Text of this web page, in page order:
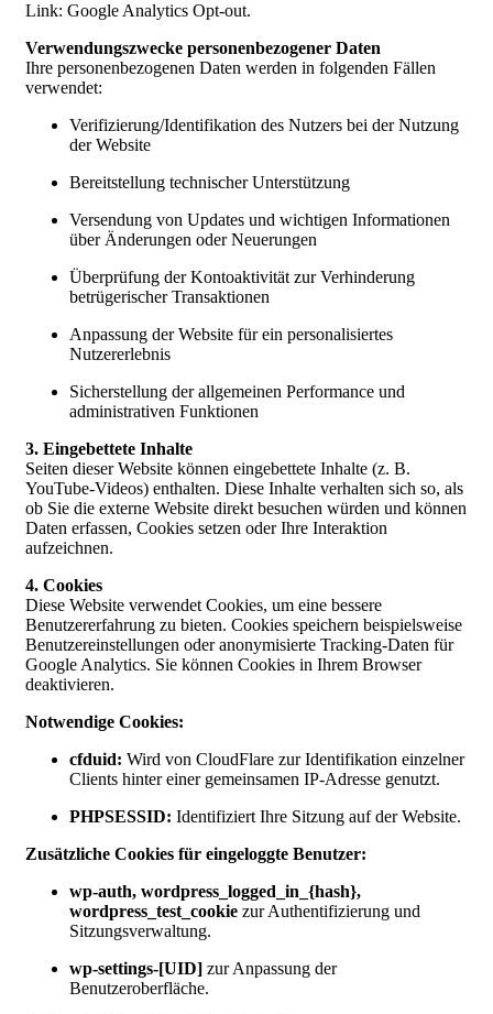
Link: Google Analytics Opt-out.
Verwendungszwecke personenbezogener Daten
Ihre personenbezogenen Daten werden in folgenden Fällen
verwendet:
Verifizierung/Identifikation des Nutzers bei der Nutzung
der Website
Bereitstellung technischer Unterstützung
Versendung von Updates und wichtigen Informationen
über Änderungen oder Neuerungen
Überprüfung der Kontoaktivität zur Verhinderung
betrügerischer Transaktionen
Anpassung der Website für ein personalisiertes
Nutzererlebnis
Sicherstellung der allgemeinen Performance und
administrativen Funktionen
3. Eingebettete Inhalte
Seiten dieser Website können eingebettete Inhalte (z. B.
YouTube-Videos) enthalten. Diese Inhalte verhalten sich so, als
ob Sie die externe Website direkt besuchen würden und können
Daten erfassen, Cookies setzen oder Ihre Interaktion
aufzeichnen.
4. Cookies
Diese Website verwendet Cookies, um eine bessere
Benutzererfahrung zu bieten. Cookies speichern beispielsweise
Benutzereinstellungen oder anonymisierte Tracking-Daten für
Google Analytics. Sie können Cookies in Ihrem Browser
deaktivieren.
Notwendige Cookies:
cfduid: Wird von CloudFlare zur Identifikation einzelner
Clients hinter einer gemeinsamen IP-Adresse genutzt.
PHPSESSID: Identifiziert Ihre Sitzung auf der Website.
Zusätzliche Cookies für eingeloggte Benutzer:
wp-auth, wordpress_logged_in_{hash},
wordpress_test_cookie zur Authentifizierung und
Sitzungsverwaltung.
wp-settings-[UID] zur Anpassung der
Benutzeroberfläche.